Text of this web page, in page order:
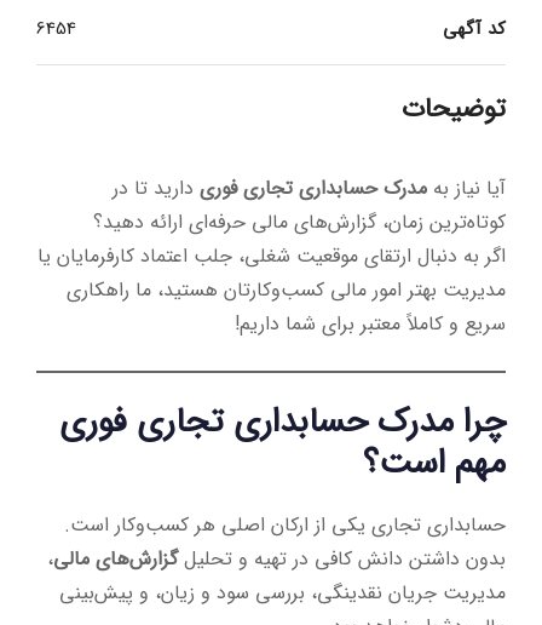
کد آگهی 6454
توضیحات
آیا نیاز به مدرک حسابداری تجاری فوری دارید تا در
کوتاه‌ترین زمان، گزارش‌های مالی حرفه‌ای ارائه دهید؟
اگر به دنبال ارتقای موقعیت شغلی، جلب اعتماد کارفرمایان یا
مدیریت بهتر امور مالی کسب‌وکارتان هستید، ما راهکاری
سریع و کاملاً معتبر برای شما داریم!
چرا مدرک حسابداری تجاری فوری
مهم است؟
حسابداری تجاری یکی از ارکان اصلی هر کسب‌وکار است.
بدون داشتن دانش کافی در تهیه و تحلیلگزارش‌های مالی،
مدیریت جریان نقدینگی، بررسی سود و زیان، و پیش‌بینی